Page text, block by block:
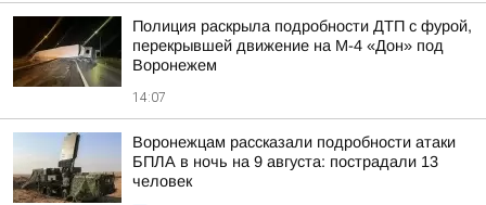
Полиция раскрыла подробности ДТП с фурой,
перекрывшей движение на М-4 «Дон» под
Воронежем
14:07
Воронежцам рассказали подробности атаки
БПЛА в ночь на 9 августа: пострадали 13
человек